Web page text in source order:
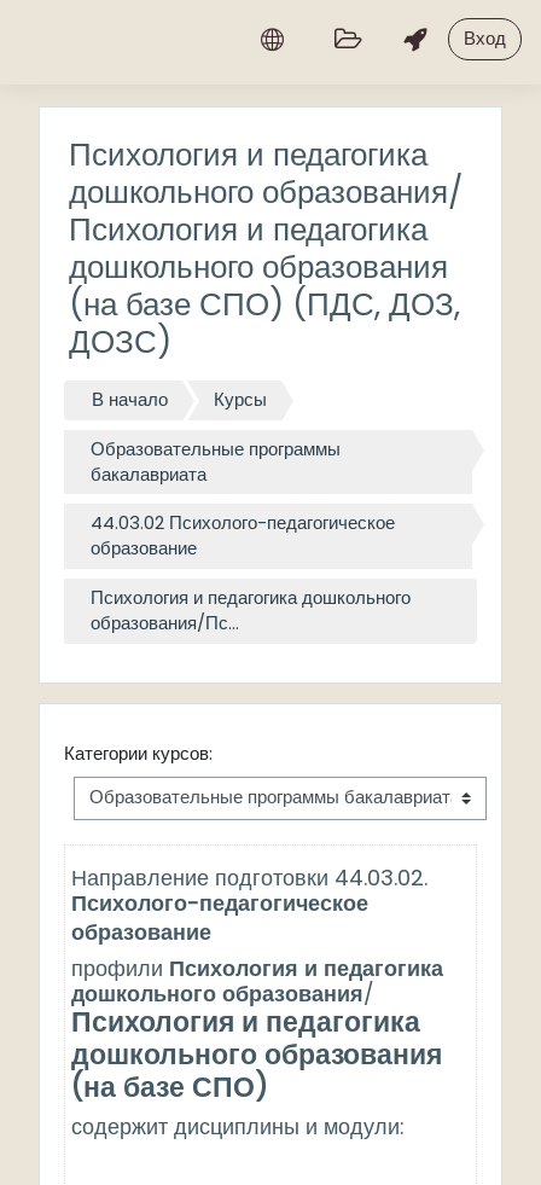
Вход
Психология и педагогика
дошкольного образования/
Психология и педагогика
дошкольного образования
(на базе СПО) (ПДС, ДОЗ,
ДОЗС)
В начало Курсы
Образовательные программы
бакалавриата
44.03.02 Психолого-педагогическое
образование
Психология и педагогика дошкольного
образования/Пс...
Категории курсов:
Направление подготовки 44.03.02.
Психолого-педагогическое
образование
профили Психология и педагогика
дошкольного образования/
Психология и педагогика
дошкольного образования
(на базе СПО)
содержит дисциплины и модули: